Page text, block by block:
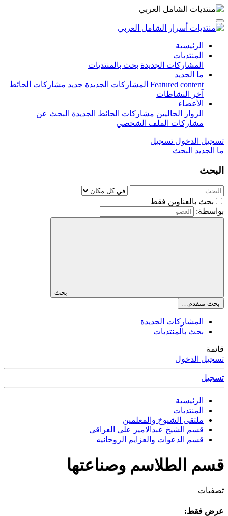
الرئيسية
المنتديات
المشاركات الجديدة بحث بالمنتديات
ما الجديد
Featured content المشاركات الجديدة جديد مشاركات الحائط
آخر النشاطات
الأعضاء
الزوار الحاليين مشاركات الحائط الجديدة البحث عن
مشاركات الملف الشخصي
تسجيل الدخول تسجيل
ما الجديد البحث
البحث
بحث بالعناوين فقط
بواسطة:
بحث
بحث متقدم…
المشاركات الجديدة
بحث بالمنتديات
قائمة
تسجيل الدخول
تسجيل
الرئيسية
المنتديات
ملتقى الشيوخ والمعلمين
قسم الشيخ عبدالامير على العراقى
قسم الدعوات والعزايم الروحانيه
قسم الطلاسم وصناعتها
تصفيات
عرض فقط: